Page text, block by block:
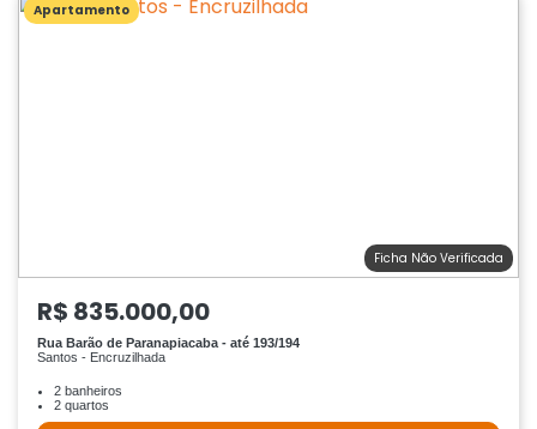
Apartamento
Ficha Não Verificada
R$ 835.000,00
Rua Barão de Paranapiacaba - até 193/194
Santos - Encruzilhada
2 banheiros
2 quartos